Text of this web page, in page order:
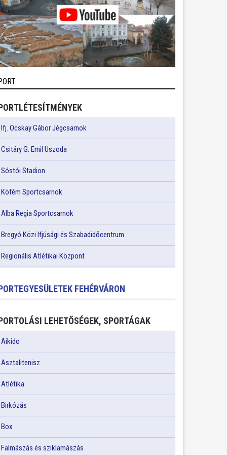
Ifj. Ocskay Gábor Jégcsarnok
Csitáry G. Emil Uszoda
Sóstói Stadion
Köfém Sportcsarnok
Alba Regia Sportcsarnok
Bregyó Közi Ifjúsági és Szabadidőcentrum
Regionális Atlétikai Központ
FEHÉRVÁRON
LEHETŐSÉGEK, SPORTÁGAK
Aikido
Asztalitenisz
Atlétika
Birkózás
Box
Falmászás és sziklamászás